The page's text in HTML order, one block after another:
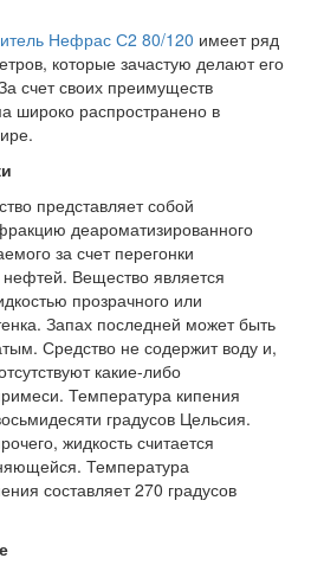
Нефрас С2 80/120 имеет ряд
которые зачастую делают его
счет своих преимуществ
широко распространено в
представляет собой
деароматизированного
за счет перегонки
Вещество является
прозрачного или
Запах последней может быть
Средство не содержит воду и,
какие-либо
Температура кипения
градусов Цельсия.
жидкость считается
Температура
составляет 270 градусов